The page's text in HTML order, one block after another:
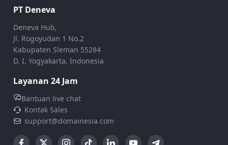
PT Deneva
Deneva Hub,
Jl. Rogoyudan 1 No.2
Kabupaten Sleman 55284
D. I. Yogyakarta, Indonesia
Layanan 24 Jam
Bantuan live chat
Kontak Sales
support@domainesia.com